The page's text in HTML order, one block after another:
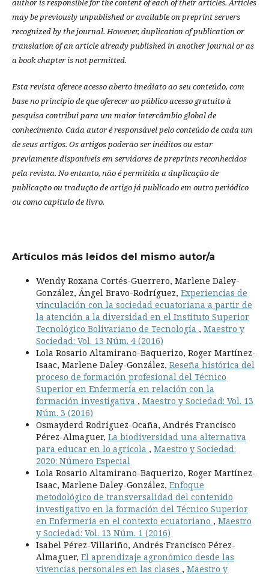
author is responsible for the content of each of their articles. Articles
may be previously unpublished or available on preprint servers
recognized by the journal. However, duplication of publication or
translation of an article already published in another journal or as
a book chapter is not permitted.
Esta revista oferece acesso aberto imediato ao seu conteúdo, com
base no princípio de que oferecer ao público acesso gratuito à
pesquisa contribui para um maior intercâmbio global de
conhecimento. Cada autor é responsável pelo conteúdo de cada um
de seus artigos. Os artigos poderão ser inéditos ou estar
previamente disponíveis em servidores de preprints reconhecidos
pela revista. No entanto, não é permitida a duplicação de
publicação ou tradução de artigo já publicado em outro periódico
ou como capítulo de livro.
Artículos más leídos del mismo autor/a
Wendy Roxana Cortés-Guerrero, Marlene Daley-
González, Ángel Bravo-Rodríguez, Experiencias de
vinculación con la sociedad ecuatoriana a partir de
la atención a la diversidad en el Instituto Superior
Tecnológico Bolivariano de Tecnología , Maestro y
Sociedad: Vol. 13 Núm. 4 (2016)
Lola Rosario Altamirano-Baquerizo, Roger Martínez-
Isaac, Marlene Daley-González, Reseña histórica del
proceso de formación profesional del Técnico
Superior en Enfermería en relación con la
formación investigativa , Maestro y Sociedad: Vol. 13
Núm. 3 (2016)
Osmayderd Rodríguez-Ocaña, Andrés Francisco
Pérez-Almaguer, La biodiversidad una alternativa
para educar en lo agrícola , Maestro y Sociedad:
2020: Número Especial
Lola Rosario Altamirano-Baquerizo, Roger Martínez-
Isaac, Marlene Daley-González, Enfoque
metodológico de transversalidad del contenido
investigativo en la formación del Técnico Superior
en Enfermería en el contexto ecuatoriano , Maestro
y Sociedad: Vol. 13 Núm. 1 (2016)
Isabel Pérez-Villariño, Andrés Francisco Pérez-
Almaguer, El aprendizaje agronómico desde las
vivencias personales en las clases , Maestro y